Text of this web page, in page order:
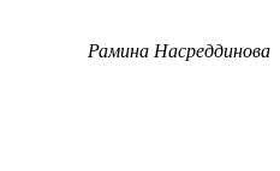
Рамина Насреддинова